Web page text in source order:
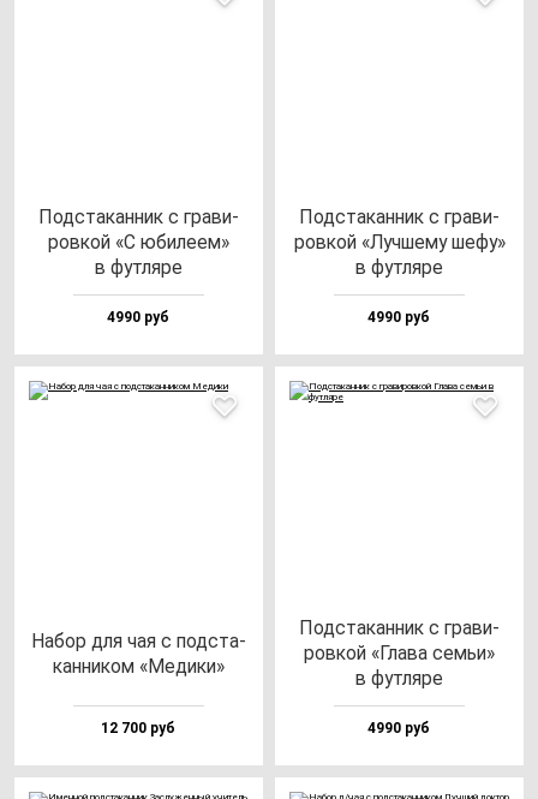
Под­ста­кан­ник с гра­ви­
ров­кой «С юби­ле­ем»
в фут­ля­ре
4990 руб
Под­ста­кан­ник с гра­ви­
ров­кой «Луч­ше­му ше­фу»
в фут­ля­ре
4990 руб
Набор для чая с под­ста­
кан­ни­ком «Меди­ки»
12 700 руб
Под­ста­кан­ник с гра­ви­
ров­кой «Гла­ва семьи»
в фут­ля­ре
4990 руб